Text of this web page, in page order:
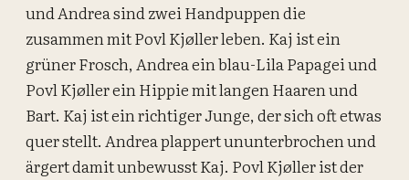
und Andrea sind zwei Handpuppen die
zusammen mit Povl Kjøller leben. Kaj ist ein
grüner Frosch, Andrea ein blau-Lila Papagei und
Povl Kjøller ein Hippie mit langen Haaren und
Bart. Kaj ist ein richtiger Junge, der sich oft etwas
quer stellt. Andrea plappert ununterbrochen und
ärgert damit unbewusst Kaj. Povl Kjøller ist der